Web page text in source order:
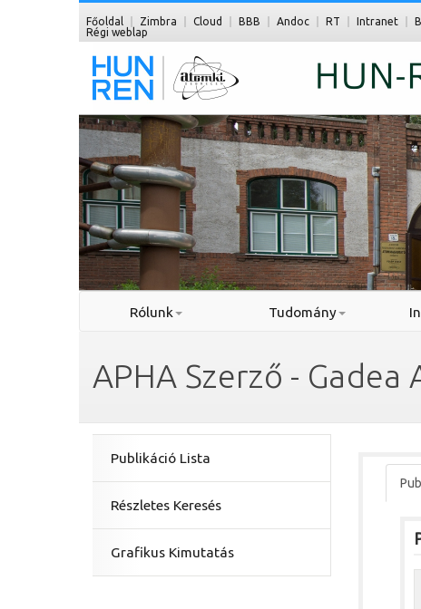
Főoldal Zimbra Cloud BBB Andoc RT Intranet
Régi weblap
Rólunk Tudomány
APHA Szerző - Gadea
Publikáció Lista
Részletes Keresés
Grafikus Kimutatás